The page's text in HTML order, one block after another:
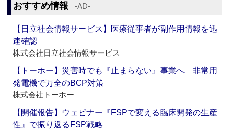
おすすめ情報 ‐AD‐
【日立社会情報サービス】医療従事者が副作用情報を迅
速確認
株式会社日立社会情報サービス
【トーホー】災害時でも『止まらない』事業へ 非常用
発電機で万全のBCP対策
株式会社トーホー
【開催報告】ウェビナー『FSPで変える臨床開発の生産
性』で振り返るFSP戦略